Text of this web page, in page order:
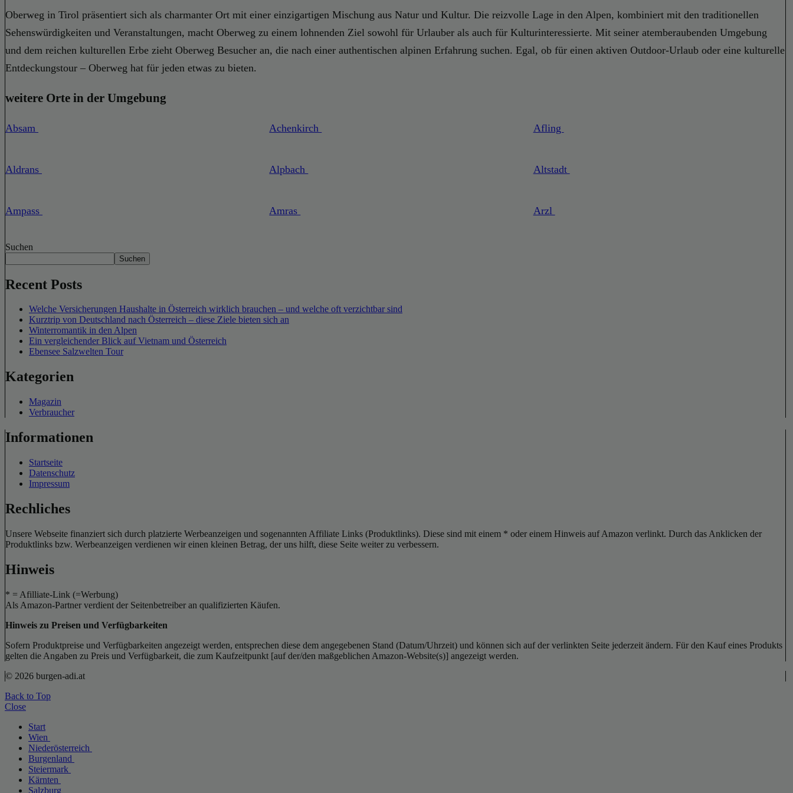
Oberweg in Tirol präsentiert sich als charmanter Ort mit einer einzigartigen Mischung aus Natur und Kultur. Die reizvolle Lage in den Alpen, kombiniert mit den traditionellen
Sehenswürdigkeiten und Veranstaltungen, macht Oberweg zu einem lohnenden Ziel sowohl für Urlauber als auch für Kulturinteressierte. Mit seiner atemberaubenden Umgebung
und dem reichen kulturellen Erbe zieht Oberweg Besucher an, die nach einer authentischen alpinen Erfahrung suchen. Egal, ob für einen aktiven Outdoor-Urlaub oder eine kulturelle
Entdeckungstour – Oberweg hat für jeden etwas zu bieten.
weitere Orte in der Umgebung
Absam Achenkirch Afling
Aldrans Alpbach Altstadt
Ampass Amras Arzl
Suchen
Suchen
Recent Posts
Welche Versicherungen Haushalte in Österreich wirklich brauchen – und welche oft verzichtbar sind
Kurztrip von Deutschland nach Österreich – diese Ziele bieten sich an
Winterromantik in den Alpen
Ein vergleichender Blick auf Vietnam und Österreich
Ebensee Salzwelten Tour
Kategorien
Magazin
Verbraucher
Informationen
Startseite
Datenschutz
Impressum
Rechliches
Unsere Webseite finanziert sich durch platzierte Werbeanzeigen und sogenannten Affiliate Links (Produktlinks). Diese sind mit einem * oder einem Hinweis auf Amazon verlinkt. Durch das Anklicken der
Produktlinks bzw. Werbeanzeigen verdienen wir einen kleinen Betrag, der uns hilft, diese Seite weiter zu verbessern.
Hinweis
* = Afilliate-Link (=Werbung)
Als Amazon-Partner verdient der Seitenbetreiber an qualifizierten Käufen.
Hinweis zu Preisen und Verfügbarkeiten
Sofern Produktpreise und Verfügbarkeiten angezeigt werden, entsprechen diese dem angegebenen Stand (Datum/Uhrzeit) und können sich auf der verlinkten Seite jederzeit ändern. Für den Kauf eines Produkts
gelten die Angaben zu Preis und Verfügbarkeit, die zum Kaufzeitpunkt [auf der/den maßgeblichen Amazon-Website(s)] angezeigt werden.
© 2026 burgen-adi.at
Back to Top
Close
Start
Wien
Niederösterreich
Burgenland
Steiermark
Kärnten
Salzburg